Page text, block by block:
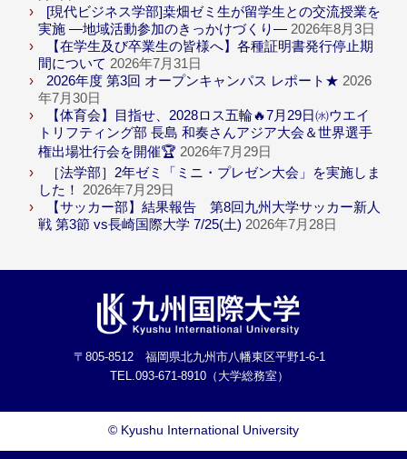
[現代ビジネス学部]桒畑ゼミ生が留学生との交流授業を
実施 ―地域活動参加のきっかけづくり― 2026年8月3日
【在学生及び卒業生の皆様へ】各種証明書発行停止期
間について 2026年7月31日
2026年度 第3回 オープンキャンパス レポート★ 2026
年7月30日
【体育会】目指せ、2028ロス五輪🔥7月29日㈬ウエイ
トリフティング部 長島 和奏さんアジア大会＆世界選手
権出場壮行会を開催🏆 2026年7月29日
［法学部］2年ゼミ「ミニ・プレゼン大会」を実施しま
した！
2026年7月29日
【サッカー部】結果報告 第8回九州大学サッカー新人
戦 第3節 vs長崎国際大学 7/25(土) 2026年7月28日
〒805-8512 福岡県北九州市八幡東区平野1-6-1
TEL.093-671-8910（大学総務室）
© Kyushu International University